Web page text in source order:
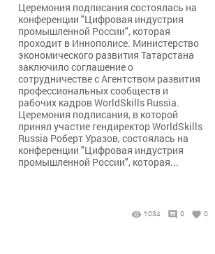
Церемония подписания состоялась на
конференции "Цифровая индустрия
промышленной России", которая
проходит в Иннополисе. Министерство
экономического развития Татарстана
заключило соглашение о
сотрудничестве с Агентством развития
профессиональных сообществ и
рабочих кадров WorldSkills Russia.
Церемония подписания, в которой
принял участие гендиректор WorldSkills
Russia Роберт Уразов, состоялась на
конференции "Цифровая индустрия
промышленной России", которая...
1034 0 0